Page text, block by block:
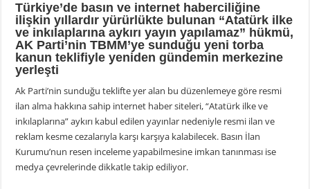
Türkiye’de basın ve internet haberciliğine
ilişkin yıllardır yürürlükte bulunan “Atatürk ilke
ve inkılaplarına aykırı yayın yapılamaz” hükmü,
AK Parti’nin TBMM’ye sunduğu yeni torba
kanun teklifiyle yeniden gündemin merkezine
yerleşti
Ak Parti’nin sunduğu teklifte yer alan bu düzenlemeye göre resmi
ilan alma hakkına sahip internet haber siteleri, “Atatürk ilke ve
inkılaplarına” aykırı kabul edilen yayınlar nedeniyle resmi ilan ve
reklam kesme cezalarıyla karşı karşıya kalabilecek. Basın İlan
Kurumu’nun resen inceleme yapabilmesine imkan tanınması ise
medya çevrelerinde dikkatle takip ediliyor.